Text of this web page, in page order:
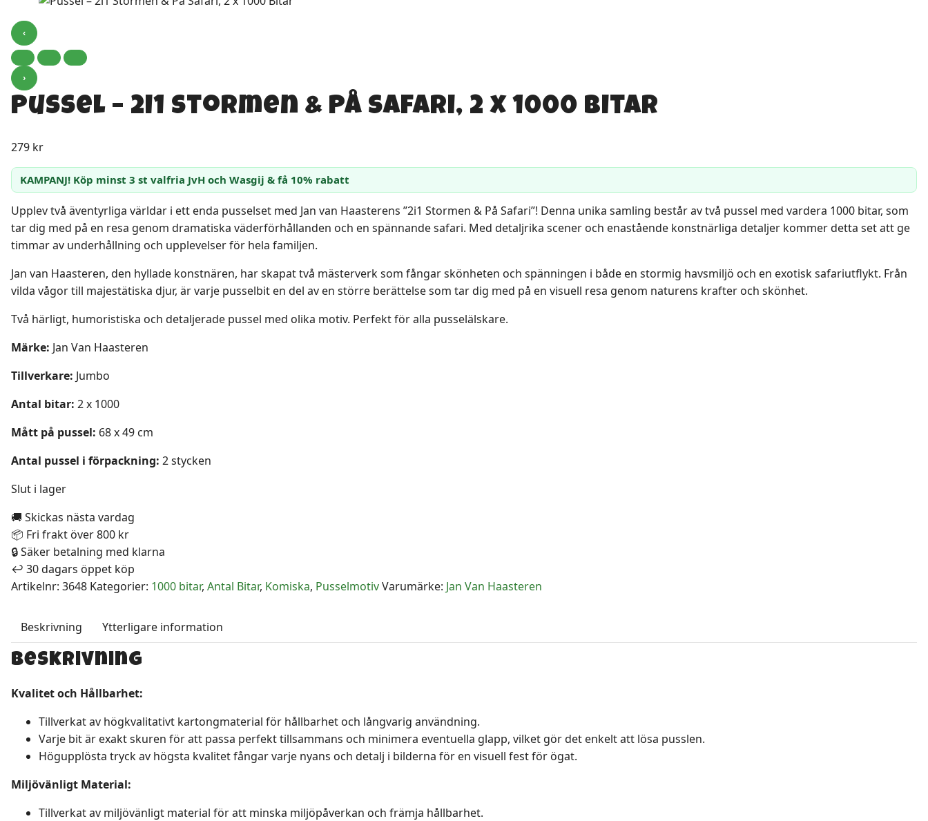
‹
›
Pussel – 2i1 Stormen & På Safari, 2 x 1000 Bitar
279 kr
KAMPANJ! Köp minst 3 st valfria JvH och Wasgij & få 10% rabatt
Upplev två äventyrliga världar i ett enda pusselset med Jan van Haasterens ”2i1 Stormen & På Safari”! Denna unika samling består av två pussel med vardera 1000 bitar, som
tar dig med på en resa genom dramatiska väderförhållanden och en spännande safari. Med detaljrika scener och enastående konstnärliga detaljer kommer detta set att ge
timmar av underhållning och upplevelser för hela familjen.
Jan van Haasteren, den hyllade konstnären, har skapat två mästerverk som fångar skönheten och spänningen i både en stormig havsmiljö och en exotisk safariutflykt. Från
vilda vågor till majestätiska djur, är varje pusselbit en del av en större berättelse som tar dig med på en visuell resa genom naturens krafter och skönhet.
Två härligt, humoristiska och detaljerade pussel med olika motiv. Perfekt för alla pusselälskare.
Märke: Jan Van Haasteren
Tillverkare: Jumbo
Antal bitar: 2 x 1000
Mått på pussel: 68 x 49 cm
Antal pussel i förpackning: 2 stycken
Slut i lager
🚚 Skickas nästa vardag
📦 Fri frakt över 800 kr
🔒 Säker betalning med klarna
↩️ 30 dagars öppet köp
Artikelnr: 3648 Kategorier: 1000 bitar, Antal Bitar, Komiska, PusselmotivVarumärke: Jan Van Haasteren
Beskrivning Ytterligare information
Beskrivning
Kvalitet och Hållbarhet:
Tillverkat av högkvalitativt kartongmaterial för hållbarhet och långvarig användning.
Varje bit är exakt skuren för att passa perfekt tillsammans och minimera eventuella glapp, vilket gör det enkelt att lösa pusslen.
Högupplösta tryck av högsta kvalitet fångar varje nyans och detalj i bilderna för en visuell fest för ögat.
Miljövänligt Material:
Tillverkat av miljövänligt material för att minska miljöpåverkan och främja hållbarhet.